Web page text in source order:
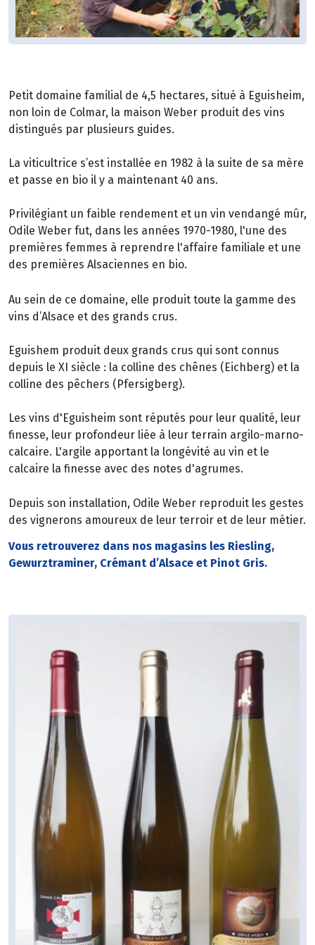
Petit domaine familial de 4,5 hectares, situé à Eguisheim,
non loin de Colmar, la maison Weber produit des vins
distingués par plusieurs guides.
La viticultrice s’est installée en 1982 à la suite de sa mère
et passe en bio il y a maintenant 40 ans.
Privilégiant un faible rendement et un vin vendangé mûr,
Odile Weber fut, dans les années 1970-1980, l'une des
premières femmes à reprendre l'affaire familiale et une
des premières Alsaciennes en bio.
Au sein de ce domaine, elle produit toute la gamme des
vins d’Alsace et des grands crus.
Eguishem produit deux grands crus qui sont connus
depuis le XI siècle : la colline des chênes (Eichberg) et la
colline des pêchers (Pfersigberg).
Les vins d'Eguisheim sont réputés pour leur qualité, leur
finesse, leur profondeur liée à leur terrain argilo-marno-
calcaire. L'argile apportant la longévité au vin et le
calcaire la finesse avec des notes d'agrumes.
Depuis son installation, Odile Weber reproduit les gestes
des vignerons amoureux de leur terroir et de leur métier.
Vous retrouverez dans nos magasins les Riesling,
Gewurztraminer, Crémant d’Alsace et Pinot Gris.